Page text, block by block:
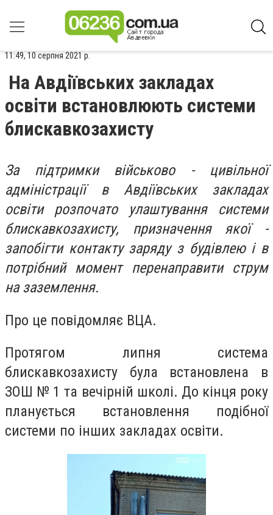
11:49, 10 серпня 2021 р.
На Авдіївських закладах
освіти встановлюють системи
блискавкозахисту
За підтримки військово - цивільної
адміністрації в Авдіївських закладах
освіти розпочато улаштування системи
блискавкозахисту, призначення якої -
запобігти контакту заряду з будівлею і в
потрібний момент перенаправити струм
на заземлення.
Про це повідомляє ВЦА.
Протягом липня система
блискавкозахисту була встановлена в
ЗОШ № 1 та вечірній школі. До кінця року
планується встановлення подібної
системи по інших закладах освіти.